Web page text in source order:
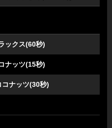
ックス(60秒)
ナッツ(15秒)
ナッツ(30秒)